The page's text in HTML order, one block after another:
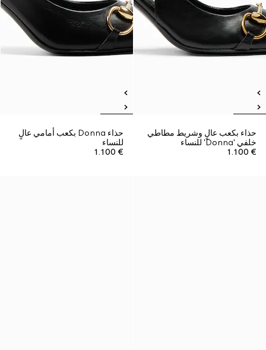
حذاء بكعب عالٍ وشريط مطاطي
خلفي 'Donna' للنساء
€ 1.100
حذاء Donna بكعب أمامي عالٍ
للنساء
€ 1.100